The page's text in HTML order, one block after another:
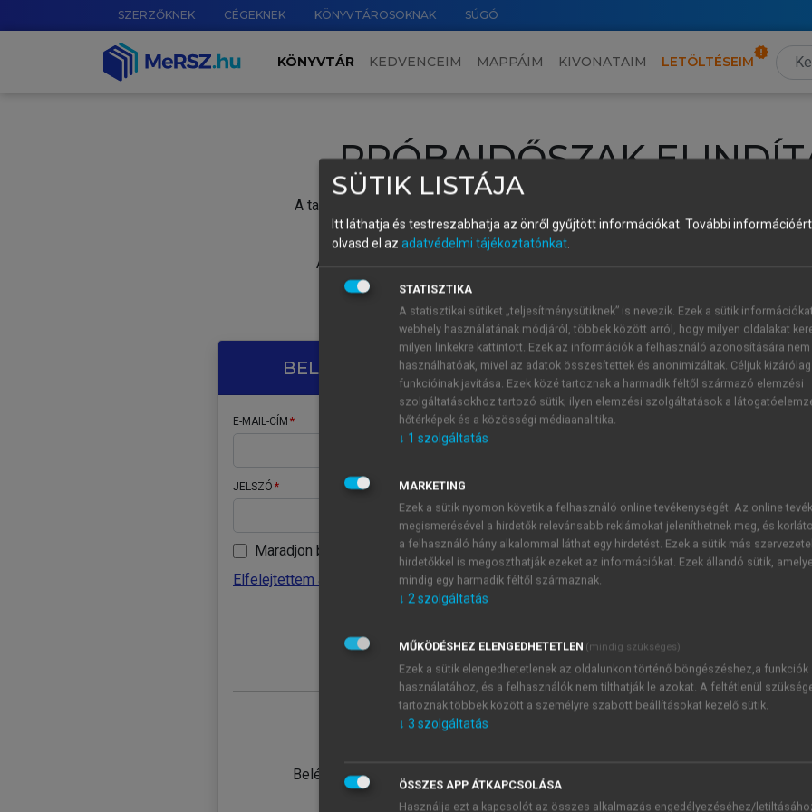
SZERZŐKNEK CÉGEKNEK KÖNYVTÁROSOKNAK SÚGÓ
KÖNYVTÁR KEDVENCEIM MAPPÁIM KIVONATAIM LETÖLTÉSEIM
PRÓBAIDŐSZAK
A tartalom megtekintéséhez lépj be a saját fiókoddal, iskolai azonosítóddal vagy
Új felhasználóként1 óra díjmentes hozzáférésrevagy
A próbaidőszak elindításához,
vagy hozz
A regisztráció után a
BELÉPÉS SAJÁT FIÓKKAL
E-MAIL-CÍM
JELSZÓ
Maradjon belépve
Elfelejtettem a jelszavamat
Belépés intézményi azonosítóval
ÚJ FIÓK
1 óra
JELSZÓ
Kérek értesítést a MeRSZ
Kérek értesítést az
SÜTIK LISTÁJA
Itt láthatja és testreszabhatja az önről gyűjtött információkat. További
olvasd el az adatvédelmi tájékoztatónkat.
STATISZTIKA
A statisztikai sütiket „teljesítménysütiknek” is nevezik. Ezek a sütik
webhely használatának módjáról, többek között arról, hogy milyen oldalakat
milyen linkekre kattintott. Ezek az információk a felhasználó azonosítására nem
használhatóak, mivel az adatok összesítettek és anonimizáltak. Céljuk
funkcióinak javítása. Ezek közé tartoznak a harmadik féltől származó elemzési
szolgáltatásokhoz tartozó sütik; ilyen elemzési szolgáltatások a
hőtérképek és a közösségi médiaanalitika.
↓ 1 szolgáltatás
MARKETING
Ezek a sütik nyomon követik a felhasználó online tevékenységét. Az online
megismerésével a hirdetők relevánsabb reklámokat jeleníthetnek meg, és
a felhasználó hány alkalommal láthat egy hirdetést. Ezek a sütik más
hirdetőkkel is megoszthatják ezeket az információkat. Ezek állandó sütik,
mindig egy harmadik féltől származnak.
↓ 2szolgáltatás
MŰKÖDÉSHEZ ELENGEDHETETLEN (mindig szükséges)
Ezek a sütik elengedhetetlenek az oldalunkon történő böngészéshez,a funkciók
használatához, és a felhasználók nem tilthatják le azokat. A feltétlenül
tartoznak többek között a személyre szabott beállításokat kezelő sütik.
↓ 3 szolgáltatás
ÖSSZES APP ÁTKAPCSOLÁSA
Használja ezt a kapcsolót az összes alkalmazás engedélyezéséhez/